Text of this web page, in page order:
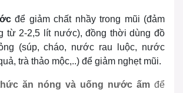
để giảm chất nhầy trong mũi (đảm
từ 2-2,5 lít nước), đồng thời dùng đồ
(súp, cháo, nước rau luộc, nước
trà thảo mộc,..) để giảm nghẹt mũi.
ăn nóng và uống nước ấm để